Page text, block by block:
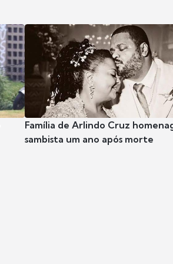
Família de Arlindo Cruz
sambista um ano após morte